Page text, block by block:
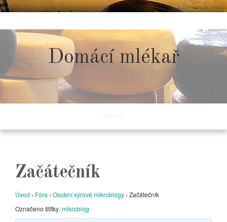
to
content
Domácí mlékař
Začátečník
Úvod › Fóra › Osobní sýrové mikroblogy › Začátečník
Označeno štítky:mikroblog